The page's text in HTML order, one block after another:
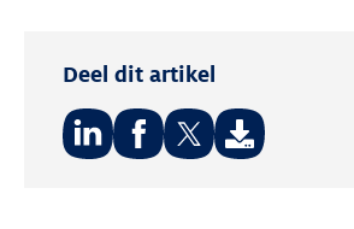
Deel dit artikel